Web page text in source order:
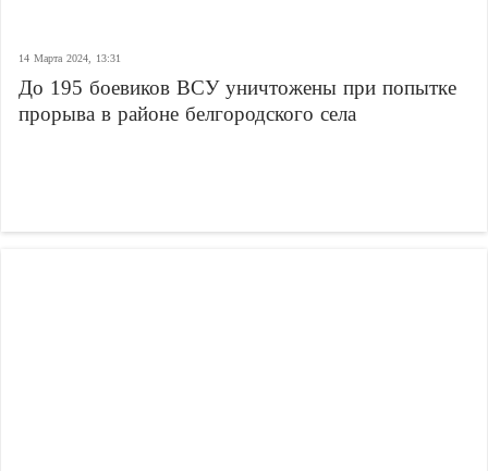
14 Марта 2024, 13:31
До 195 боевиков ВСУ уничтожены при попытке
прорыва в районе белгородского села